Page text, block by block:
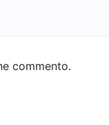
commento.